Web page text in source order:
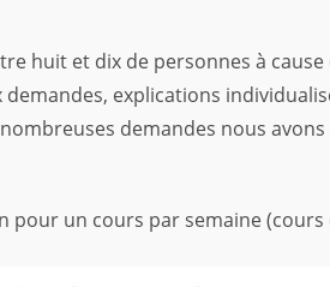
huit et dix de personnes à
explications
demandes nous
pour un cours par semaine (cours